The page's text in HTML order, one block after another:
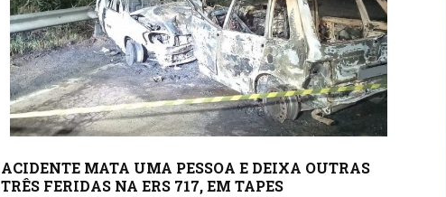
ACIDENTE MATA UMA PESSOA E DEIXA OUTRAS
TRÊS FERIDAS NA ERS 717, EM TAPES